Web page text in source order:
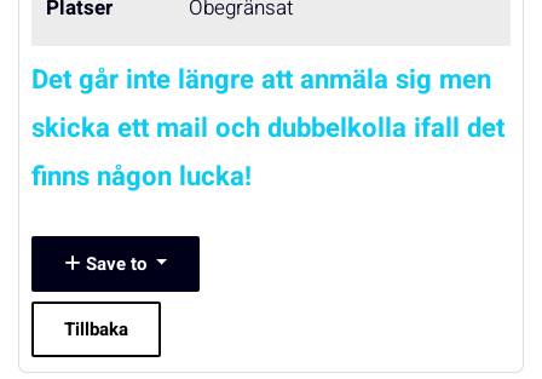
Platser Obegränsat
Det går inte längre att anmäla sig men
skicka ett mail och dubbelkolla ifall det
finns någon lucka!
Save to
Tillbaka